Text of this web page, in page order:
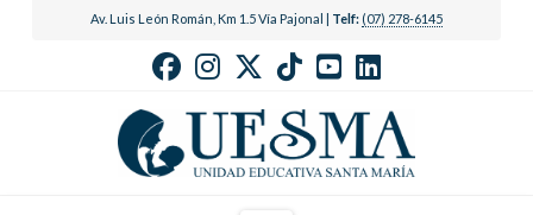
Av. Luis León Román, Km 1.5 Vía Pajonal | Telf: (07) 278-6145